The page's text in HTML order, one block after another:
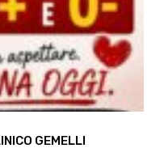
GEMELLI